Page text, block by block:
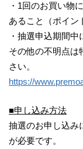
・1回のお買い物
あること（ポイン
・抽選申込期間
その他の不明点は
さい。
https://
■申し込み方法
抽選のお申し込み
が必要です。